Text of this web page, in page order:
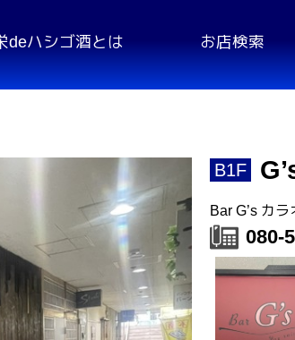
deハシゴ酒とは お店検索
B1F
Bar G’s カ
080-